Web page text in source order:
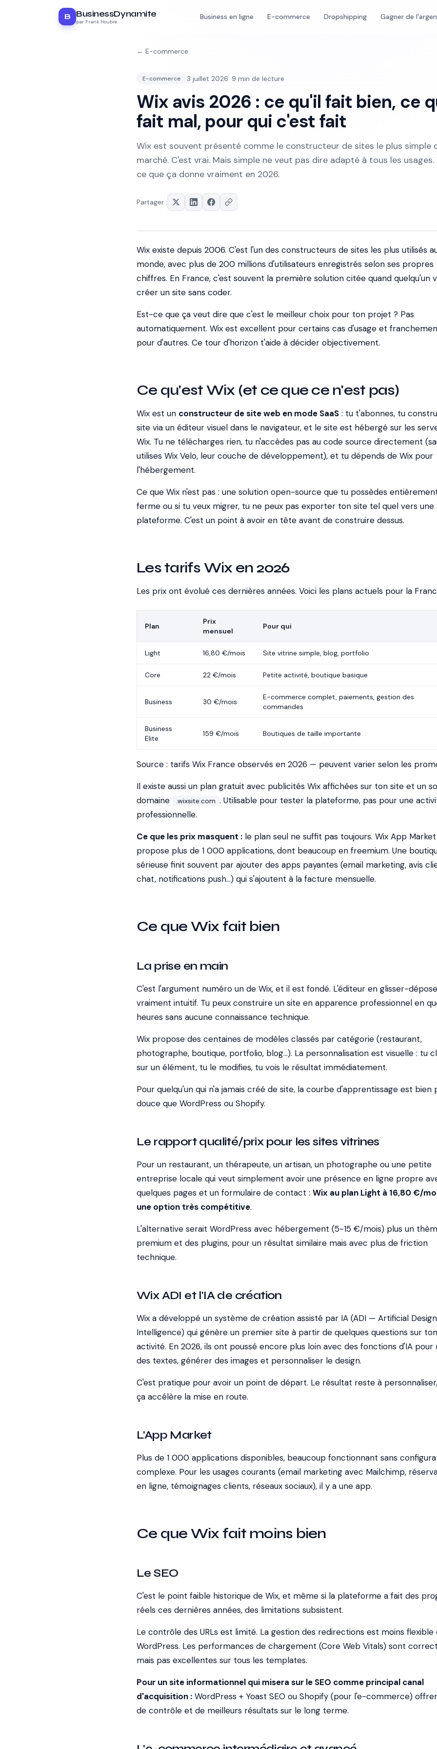
B BusinessDynamite
par Frank Houbre
Business en ligne E-commerce Dropshipping Gagner de
← E-commerce
E-commerce 3 juillet 2026· 9 min de lecture
Wix avis 2026 : ce qu'il fait bien, ce
fait mal, pour qui c'est fait
Wix est souvent présenté comme le constructeur de sites le plus simple
marché. C'est vrai. Mais simple ne veut pas dire adapté à tous les usages.
ce que ça donne vraiment en 2026.
Partager :
Wix existe depuis 2006. C'est l'un des constructeurs de sites les plus utilisés
monde, avec plus de 200 millions d'utilisateurs enregistrés selon ses propres
chiffres. En France, c'est souvent la première solution citée quand quelqu'un
créer un site sans coder.
Est-ce que ça veut dire que c'est le meilleur choix pour ton projet ? Pas
automatiquement. Wix est excellent pour certains cas d'usage et
pour d'autres. Ce tour d'horizon t'aide à décider objectivement.
Ce qu'est Wix (et ce que ce n'est pas)
Wix est un constructeur de site web en mode SaaS : tu t'abonnes, tu
site via un éditeur visuel dans le navigateur, et le site est hébergé sur les
Wix. Tu ne télécharges rien, tu n'accèdes pas au code source directement
utilises Wix Velo, leur couche de développement), et tu dépends de Wix pour
l'hébergement.
Ce que Wix n'est pas : une solution open-source que tu possèdes
ferme ou si tu veux migrer, tu ne peux pas exporter ton site tel quel vers une
plateforme. C'est un point à avoir en tête avant de construire dessus.
Les tarifs Wix en 2026
Les prix ont évolué ces dernières années. Voici les plans actuels pour la
Plan
Prix
mensuel
Pour qui
Light 16,80 €/mois Site vitrine simple, blog, portfolio
Core 22 €/mois Petite activité, boutique basique
Business 30 €/mois
E-commerce complet, paiements, gestion des
commandes
Business
Elite
159 €/mois Boutiques de taille importante
Source : tarifs Wix France observés en 2026 — peuvent varier selon les
Il existe aussi un plan gratuit avec publicités Wix affichées sur ton site et un
domaine
.wixsite.com . Utilisable pour tester la plateforme, pas pour une
professionnelle.
Ce que les prix masquent : le plan seul ne suffit pas toujours. Wix App Market
propose plus de 1 000 applications, dont beaucoup en freemium. Une
sérieuse finit souvent par ajouter des apps payantes (email marketing, avis
chat, notifications push...) qui s'ajoutent à la facture mensuelle.
Ce que Wix fait bien
La prise en main
C'est l'argument numéro un de Wix, et il est fondé. L'éditeur en glisser-
vraiment intuitif. Tu peux construire un site en apparence professionnel en
heures sans aucune connaissance technique.
Wix propose des centaines de modèles classés par catégorie (restaurant,
photographe, boutique, portfolio, blog...). La personnalisation est visuelle : tu
sur un élément, tu le modifies, tu vois le résultat immédiatement.
Pour quelqu'un qui n'a jamais créé de site, la courbe d'apprentissage est bien
douce que WordPress ou Shopify.
Le rapport qualité/prix pour les sites vitrines
Pour un restaurant, un thérapeute, un artisan, un photographe ou une petite
entreprise locale qui veut simplement avoir une présence en ligne propre
quelques pages et un formulaire de contact : Wix au plan Light à 16,80 €/
une option très compétitive.
L'alternative serait WordPress avec hébergement (5-15 €/mois) plus un
premium et des plugins, pour un résultat similaire mais avec plus de friction
technique.
Wix ADI et l'IA de création
Wix a développé un système de création assisté par IA (ADI — Artificial Design
Intelligence) qui génère un premier site à partir de quelques questions sur ton
activité. En 2026, ils ont poussé encore plus loin avec des fonctions d'IA pour
des textes, générer des images et personnaliser le design.
C'est pratique pour avoir un point de départ. Le résultat reste à
ça accélère la mise en route.
L'App Market
Plus de 1 000 applications disponibles, beaucoup fonctionnant sans
complexe. Pour les usages courants (email marketing avec Mailchimp,
en ligne, témoignages clients, réseaux sociaux), il y a une app.
Ce que Wix fait moins bien
Le SEO
C'est le point faible historique de Wix, et même si la plateforme a fait des
réels ces dernières années, des limitations subsistent.
Le contrôle des URLs est limité. La gestion des redirections est moins flexible
WordPress. Les performances de chargement (Core Web Vitals) sont
mais pas excellentes sur tous les templates.
Pour un site informationnel qui misera sur le SEO comme principal canal
d'acquisition : WordPress + Yoast SEO ou Shopify (pour l'e-commerce)
de contrôle et de meilleurs résultats sur le long terme.